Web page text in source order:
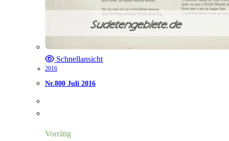
Schnellansicht
2016
Nr.800 Juli 2016
Vorrätig